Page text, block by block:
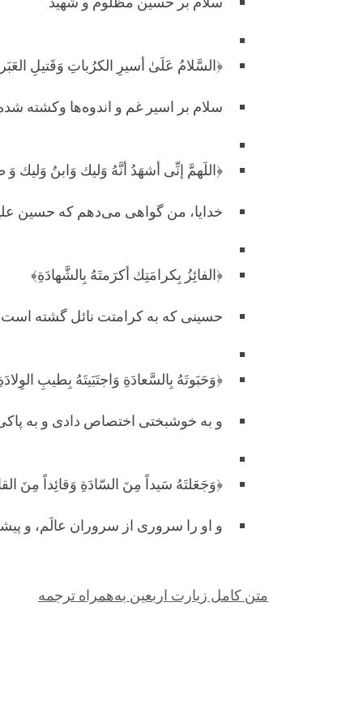
﴿السَّلامُ عَلَىٰ أسيرِ الكرُباتِ وَقَتيلِ
سلام بر اسیر غم و اندوه‌ها وکشته
﴿اللَهمَّ إنِّى أشهَدُ أنَّهُ وَليك وَابنُ وَليك
خدایا، من گواهی می‌دهم که حسین
﴿الفائِزُ بِكرامَتِك أكرَمتَهُ بِالشَّهادَةِ﴾
حسینی که به کرامتت نائل گشته
﴿وَحَبَوتَهُ بِالسَّعادَةِ وَاجتَبَيتَهُ بِطيبِ
و به خوشبختی اختصاص دادی و به
﴿وَجَعَلتَهُ سَيداً مِنَ السّادَةِ وَقائِداً مِنَ
و او را سروری از سروران عالَم، و
متن کامل زیارت اربعین به‌همراه ترجمه